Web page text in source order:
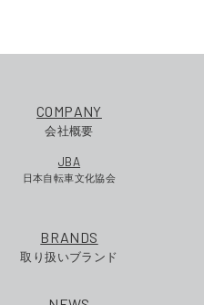
COMPANY
会社概要
JBA
日本自転車文化協会
BRANDS
取り扱いブランド